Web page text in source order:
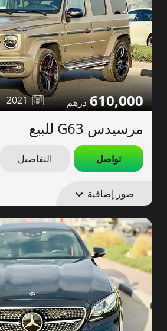
610,000
2021
مرسيدس G63 للبيع
تواصل التفاصيل
صور إضافية